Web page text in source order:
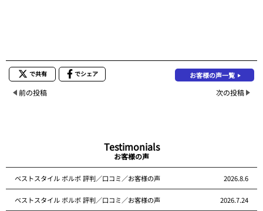
で共有 でシェア お客様の声一覧
前の投稿 次の投稿
Testimonials
お客様の声
ベストスタイル ボルボ 評判／口コミ／お客様の声 2026.8.6
ベストスタイル ボルボ 評判／口コミ／お客様の声 2026.7.24